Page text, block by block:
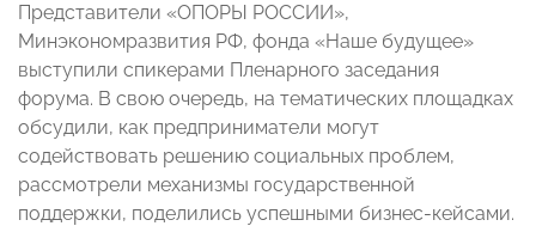
Представители «ОПОРЫ РОССИИ»,
Минэкономразвития РФ, фонда «Наше будущее»
выступили спикерами Пленарного заседания
форума. В свою очередь, на тематических площадках
обсудили, как предприниматели могут
содействовать решению социальных проблем,
рассмотрели механизмы государственной
поддержки, поделились успешными бизнес-кейсами.